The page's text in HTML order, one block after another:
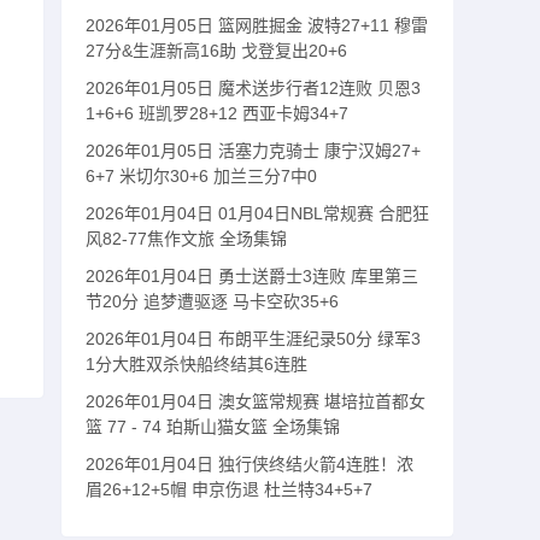
2026年01月05日 篮网胜掘金 波特27+11 穆雷
27分&生涯新高16助 戈登复出20+6
2026年01月05日 魔术送步行者12连败 贝恩3
1+6+6 班凯罗28+12 西亚卡姆34+7
2026年01月05日 活塞力克骑士 康宁汉姆27+
6+7 米切尔30+6 加兰三分7中0
2026年01月04日 01月04日NBL常规赛 合肥狂
风82-77焦作文旅 全场集锦
2026年01月04日 勇士送爵士3连败 库里第三
节20分 追梦遭驱逐 马卡空砍35+6
2026年01月04日 布朗平生涯纪录50分 绿军3
1分大胜双杀快船终结其6连胜
2026年01月04日 澳女篮常规赛 堪培拉首都女
篮 77 - 74 珀斯山猫女篮 全场集锦
2026年01月04日 独行侠终结火箭4连胜！浓
眉26+12+5帽 申京伤退 杜兰特34+5+7